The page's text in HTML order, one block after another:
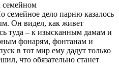
семейном
дело парню казалось
Он видел, как живет
туда – к изысканным дамам и
фонарям, фонтанам и
в тот мир ему дадут только
что обязательно станет